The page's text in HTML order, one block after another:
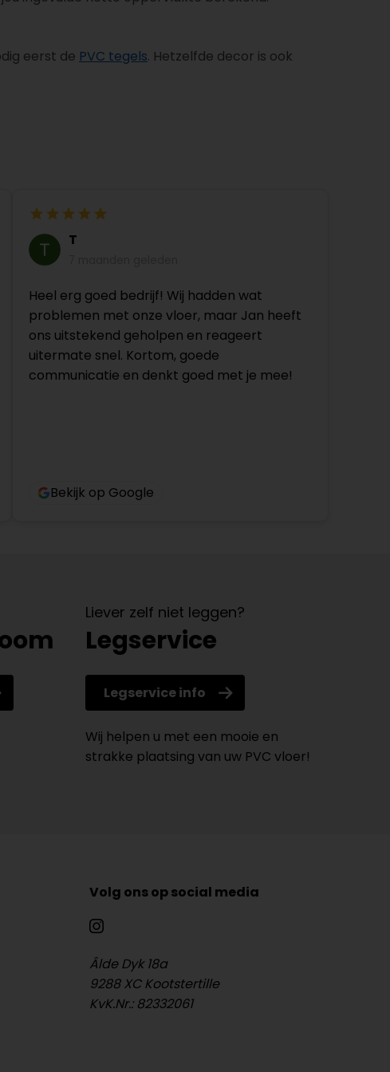
eerst de PVC tegels. Hetzelfde decor is ook
T
Heel erg goed bedrijf! Wij hadden wat
problemen met onze vloer, maar Jan heeft
ons uitstekend geholpen en reageert
uitermate snel. Kortom, goede
communicatie en denkt goed met je mee!
Bekijk op Google
Liever zelf niet leggen?
Legservice
Legservice info
Wij helpen u met een mooie en
strakke plaatsing van uw PVC vloer!
Volg ons op social media
Âlde Dyk 18a
9288 XC Kootstertille
KvK.Nr.: 82332061